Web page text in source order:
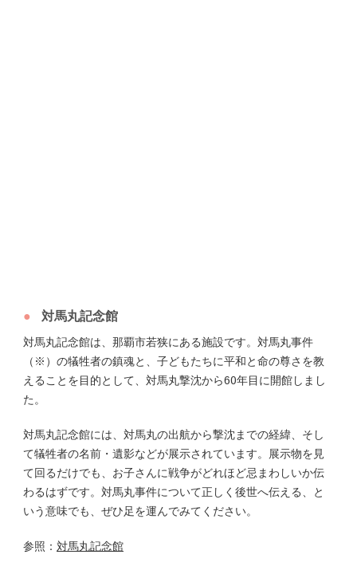
対馬丸記念館
対馬丸記念館は、那覇市若狭にある施設です。対馬丸事件
（※）の犠牲者の鎮魂と、子どもたちに平和と命の尊さを教
えることを目的として、対馬丸撃沈から60年目に開館しまし
た。
対馬丸記念館には、対馬丸の出航から撃沈までの経緯、そし
て犠牲者の名前・遺影などが展示されています。展示物を見
て回るだけでも、お子さんに戦争がどれほど忌まわしいか伝
わるはずです。対馬丸事件について正しく後世へ伝える、と
いう意味でも、ぜひ足を運んでみてください。
参照： 対馬丸記念館